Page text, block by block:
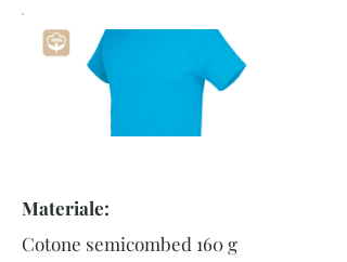
Materiale:
Cotone semicombed 160 g